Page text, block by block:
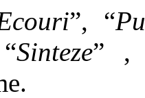
”, “
Sinteze” ,